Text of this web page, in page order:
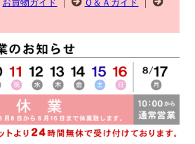
お買物ガイド ｜ Ｑ＆Ａガイド
｜